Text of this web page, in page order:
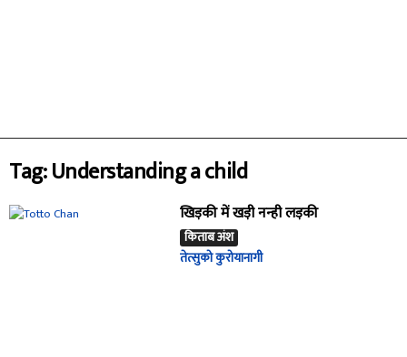
Tag: Understanding a child
खिड़की में खड़ी नन्ही लड़की
किताब अंश
तेत्सुको कुरोयानागी